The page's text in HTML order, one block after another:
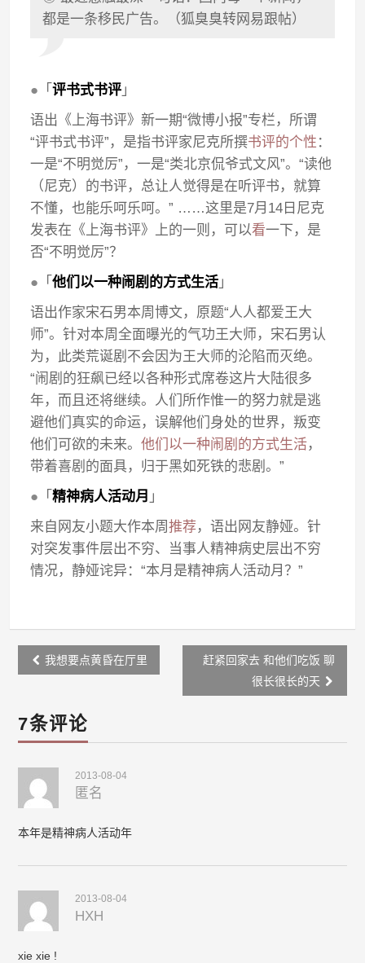
都是一条移民广告。（狐臭臭转网易跟帖）
● 「评书式书评 」
语出《上海书评》新一期“微博小报”专栏，所谓
“评书式书评”，是指书评家尼克所撰书评的个性 ：
一是“不明觉厉”，一是“类北京侃爷式文风”。“读他
（尼克）的书评，总让人觉得是在听评书，就算
不懂，也能乐呵乐呵。” ……这里是7月14日尼克
发表在《上海书评》上的一则，可以看一下，是
否“不明觉厉”？
● 「他们以一种闹剧的方式生活 」
语出作家宋石男本周博文，原题“人人都爱王大
师”。针对本周全面曝光的气功王大师，宋石男认
为，此类荒诞剧不会因为王大师的沦陷而灭绝。
“闹剧的狂飙已经以各种形式席卷这片大陆很多
年，而且还将继续。人们所作惟一的努力就是逃
避他们真实的命运，误解他们身处的世界，叛变
他们可欲的未来。他们以一种闹剧的方式生活，
带着喜剧的面具，归于黑如死铁的悲剧。”
● 「精神病人活动月 」
来自网友小题大作本周推荐 ，语出网友静娅。针
对突发事件层出不穷、当事人精神病史层出不穷
情况，静娅诧异：“本月是精神病人活动月？”
Post
navigation
我想要点黄昏在厅里
赶紧回家去 和他们吃饭 聊
很长很长的天
7条评论
2013-08-04
匿名
本年是精神病人活动年
2013-08-04
HXH
xie xie !